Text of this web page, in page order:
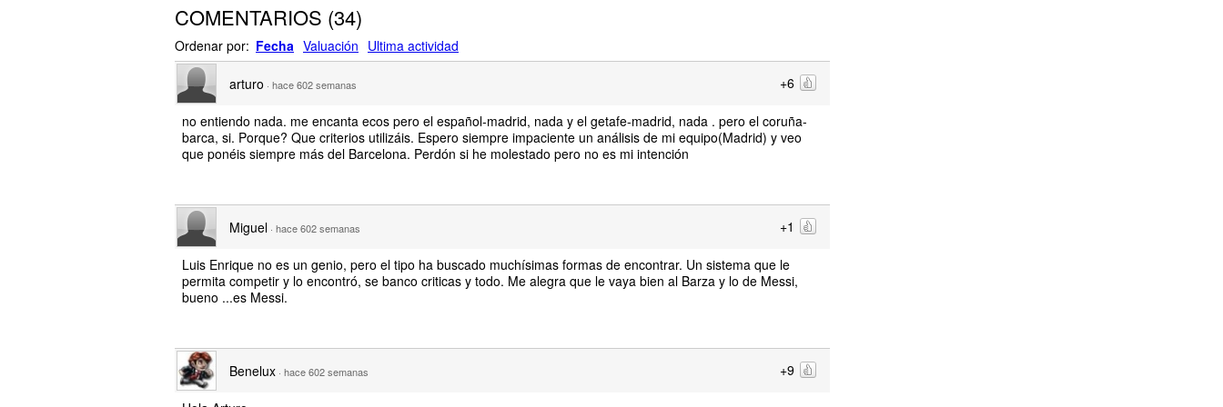
COMENTARIOS (34)
Ordenar por: Fecha Valuación Ultima actividad
+6
arturo · hace 602 semanas
no entiendo nada. me encanta ecos pero el español-madrid, nada y el getafe-madrid, nada . pero el coruña-
barca, si. Porque? Que criterios utilizáis. Espero siempre impaciente un análisis de mi equipo(Madrid) y veo
que ponéis siempre más del Barcelona. Perdón si he molestado pero no es mi intención
+1
Miguel · hace 602 semanas
Luis Enrique no es un genio, pero el tipo ha buscado muchísimas formas de encontrar. Un sistema que le
permita competir y lo encontró, se banco criticas y todo. Me alegra que le vaya bien al Barza y lo de Messi,
bueno ...es Messi.
+9
Benelux · hace 602 semanas